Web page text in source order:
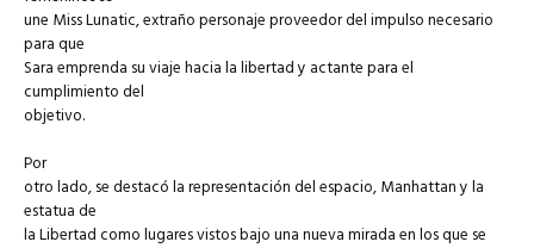
une Miss Lunatic, extraño personaje proveedor del impulso necesario
para que
Sara emprenda su viaje hacia la libertad y actante para el
cumplimiento del
objetivo.
Por
otro lado, se destacó la representación del espacio, Manhattan y la
estatua de
la Libertad como lugares vistos bajo una nueva mirada en los que se